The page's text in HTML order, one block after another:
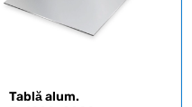
Tablă alum.